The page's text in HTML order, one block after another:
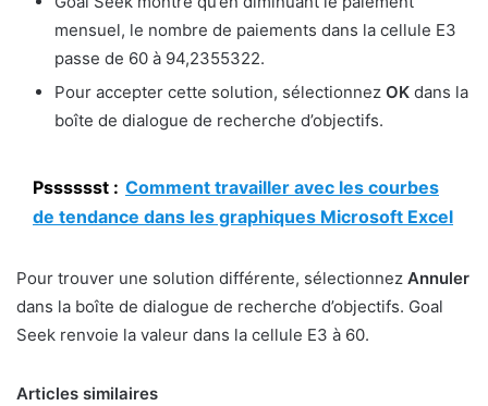
mensuel, le nombre de paiements dans la cellule E3
passe de 60 à 94,2355322.
Pour accepter cette solution, sélectionnez OK dans la
boîte de dialogue de recherche d’objectifs.
Psssssst : Comment travailler avec les courbes
de tendance dans les graphiques Microsoft Excel
Pour trouver une solution différente, sélectionnez Annuler
dans la boîte de dialogue de recherche d’objectifs. Goal
Seek renvoie la valeur dans la cellule E3 à 60.
Articles similaires